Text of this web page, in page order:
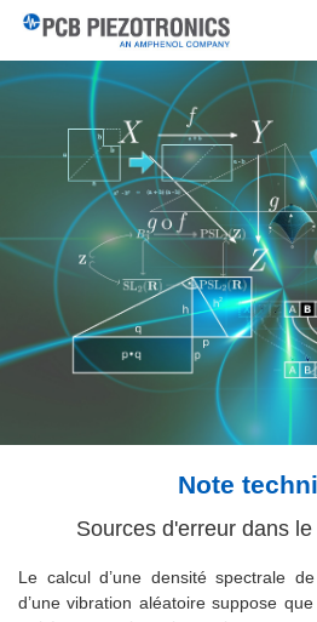
Note
Sources d'erreur dans
Le calcul d’une densité spectrale
d’une vibration aléatoire suppose